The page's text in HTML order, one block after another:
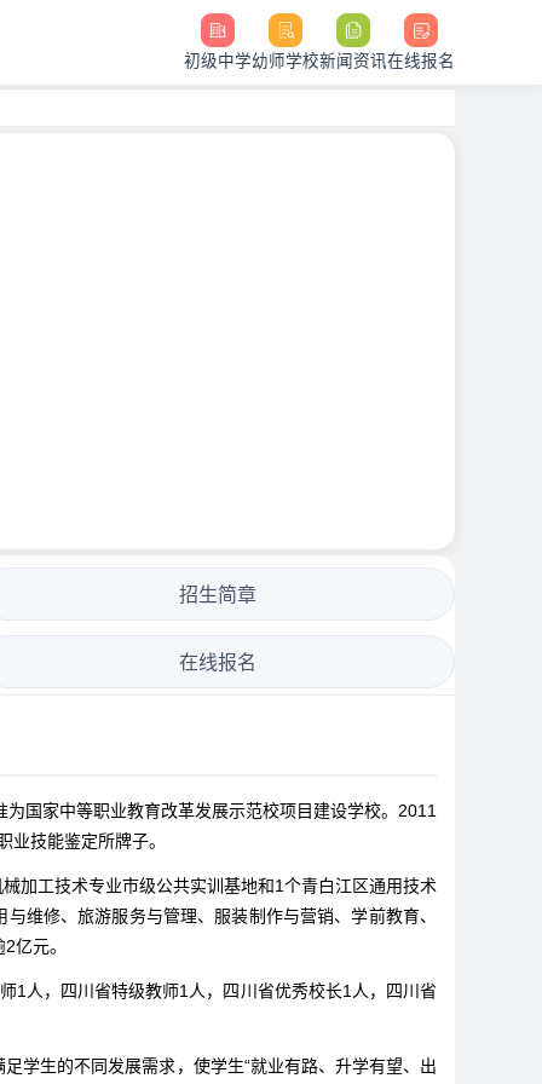
初级中学幼师学校新闻资讯在线报名
招生简章
在线报名
家中等职业教育改革发展示范校项目建设学校。2011
技能鉴定所牌子。
加工技术专业市级公共实训基地和1个青白江区通用技术
维修、旅游服务与管理、服装制作与营销、学前教育、
亿元。
1人，四川省特级教师1人，四川省优秀校长1人，四川省
学生的不同发展需求，使学生“就业有路、升学有望、出